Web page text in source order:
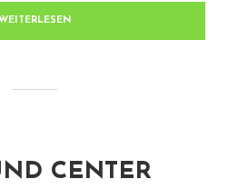
WEITERLESEN
CENTER